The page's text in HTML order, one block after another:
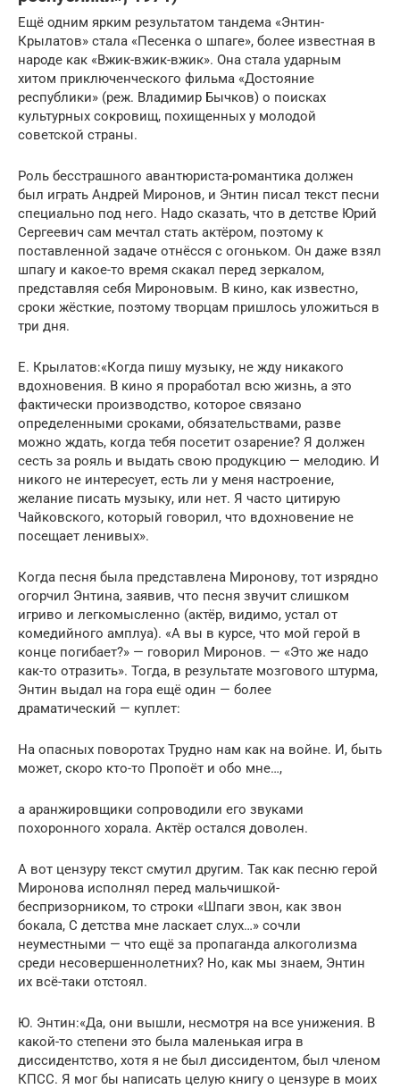
Ещё одним ярким результатом тандема «Энтин-
Крылатов» стала «Песенка о шпаге», более известная в
народе как «Вжик-вжик-вжик». Она стала ударным
хитом приключенческого фильма «Достояние
республики» (реж. Владимир Бычков) о поисках
культурных сокровищ, похищенных у молодой
советской страны.
Роль бесстрашного авантюриста-романтика должен
был играть Андрей Миронов, и Энтин писал текст песни
специально под него. Надо сказать, что в детстве Юрий
Сергеевич сам мечтал стать актёром, поэтому к
поставленной задаче отнёсся с огоньком. Он даже взял
шпагу и какое-то время скакал перед зеркалом,
представляя себя Мироновым. В кино, как известно,
сроки жёсткие, поэтому творцам пришлось уложиться в
три дня.
Е. Крылатов:«Когда пишу музыку, не жду никакого
вдохновения. В кино я проработал всю жизнь, а это
фактически производство, которое связано
определенными сроками, обязательствами, разве
можно ждать, когда тебя посетит озарение? Я должен
сесть за рояль и выдать свою продукцию — мелодию. И
никого не интересует, есть ли у меня настроение,
желание писать музыку, или нет. Я часто цитирую
Чайковского, который говорил, что вдохновение не
посещает ленивых».
Когда песня была представлена Миронову, тот изрядно
огорчил Энтина, заявив, что песня звучит слишком
игриво и легкомысленно (актёр, видимо, устал от
комедийного амплуа). «А вы в курсе, что мой герой в
конце погибает?» — говорил Миронов. — «Это же надо
как-то отразить». Тогда, в результате мозгового штурма,
Энтин выдал на гора ещё один — более
драматический — куплет:
На опасных поворотах Трудно нам как на войне. И, быть
может, скоро кто-то Пропоёт и обо мне…,
а аранжировщики сопроводили его звуками
похоронного хорала. Актёр остался доволен.
А вот цензуру текст смутил другим. Так как песню герой
Миронова исполнял перед мальчишкой-
беспризорником, то строки «Шпаги звон, как звон
бокала, С детства мне ласкает слух…» сочли
неуместными — что ещё за пропаганда алкоголизма
среди несовершеннолетних? Но, как мы знаем, Энтин
их всё-таки отстоял.
Ю. Энтин:«Да, они вышли, несмотря на все унижения. В
какой-то степени это была маленькая игра в
диссидентство, хотя я не был диссидентом, был членом
КПСС. Я мог бы написать целую книгу о цензуре в моих